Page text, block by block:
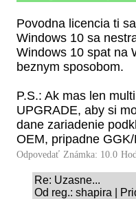
Povodna licencia ti
Windows 10 sa
Windows 10 spat na
beznym sposobom.
P.S.: Ak mas len
UPGRADE, aby si
dane zariadenie
OEM, pripadne
Odpovedať Známka: 10.0
Re: Uzasne...
Od reg.: shapira |